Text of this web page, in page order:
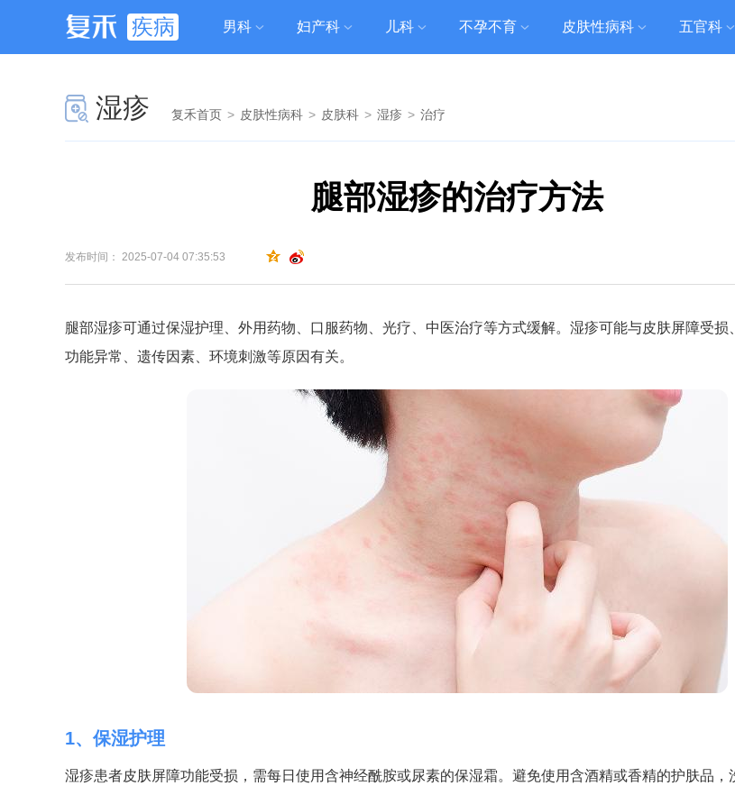
疾病 男科 妇产科 儿科 不孕不育 皮肤性病科 五官科
湿疹 复禾首页 > 皮肤性病科 > 皮肤科 > 湿疹 > 治疗
腿部湿疹的治疗方法
发布时间： 2025-07-04 07:35:53
腿部湿疹可通过保湿护理、外用药物、口服药物、光疗、中医治疗等方式缓解。湿疹可能与皮肤屏障受损
功能异常、遗传因素、环境刺激等原因有关。
1、保湿护理
湿疹患者皮肤屏障功能受损，需每日使用含神经酰胺或尿素的保湿霜。避免使用含酒精或香精的护肤品，